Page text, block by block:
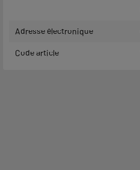
Adresse électronique
Code article